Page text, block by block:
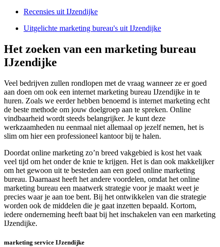
Recensies uit IJzendijke
Uitgelichte marketing bureau's uit IJzendijke
Het zoeken van een marketing bureau
IJzendijke
Veel bedrijven zullen rondlopen met de vraag wanneer ze er goed
aan doen om ook een internet marketing bureau IJzendijke in te
huren. Zoals we eerder hebben benoemd is internet marketing echt
de beste methode om jouw doelgroep aan te spreken. Online
vindbaarheid wordt steeds belangrijker. Je kunt deze
werkzaamheden nu eenmaal niet allemaal op jezelf nemen, het is
slim om hier een professioneel kantoor bij te halen.
Doordat online marketing zo’n breed vakgebied is kost het vaak
veel tijd om het onder de knie te krijgen. Het is dan ook makkelijker
om het gewoon uit te besteden aan een goed online marketing
bureau. Daarnaast heeft het andere voordelen, omdat het online
marketing bureau een maatwerk strategie voor je maakt weet je
precies waar je aan toe bent. Bij het ontwikkelen van die strategie
worden ook de middelen die je gaat inzetten bepaald. Kortom,
iedere onderneming heeft baat bij het inschakelen van een marketing
IJzendijke.
marketing service IJzendijke